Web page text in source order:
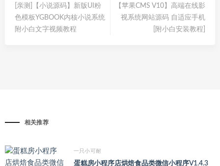
[亲测]【小说源码】新版UI粉
色模板YGBOOK内核小说系统
附小白文字视频教程
【苹果CMS V10】高端在线影
视系统网站源码 自适应手机
[附小白安装教程]
相关推荐
一只小可耐
蛋糕房小程序店烘焙食品类微信小程序V1.4.3